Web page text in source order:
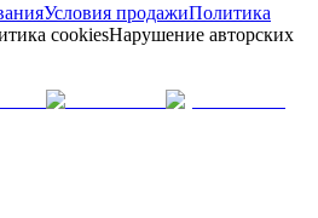
Условия продажиПолитика
cookiesНарушение авторских